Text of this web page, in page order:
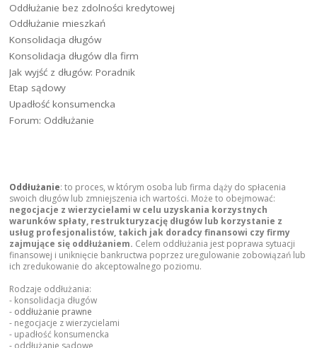
Oddłużanie bez zdolności kredytowej
Oddłużanie mieszkań
Konsolidacja długów
Konsolidacja długów dla firm
Jak wyjść z długów: Poradnik
Etap sądowy
Upadłość konsumencka
Forum: Oddłużanie
Oddłużanie: to proces, w którym osoba lub firma dąży do spłacenia
swoich długów lub zmniejszenia ich wartości. Może to obejmować:
negocjacje z wierzycielami w celu uzyskania korzystnych
warunków spłaty, restrukturyzację długów lub korzystanie z
usług profesjonalistów, takich jak doradcy finansowi czy firmy
zajmujące się oddłużaniem. Celem oddłużania jest poprawa sytuacji
finansowej i uniknięcie bankructwa poprzez uregulowanie zobowiązań lub
ich zredukowanie do akceptowalnego poziomu.
Rodzaje oddłużania:
- konsolidacja długów
- oddłużanie prawne
- negocjacje z wierzycielami
- upadłość konsumencka
- oddłużanie sądowe